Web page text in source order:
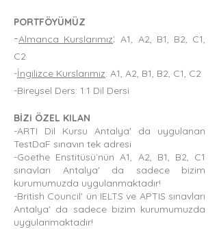
PORTFÖYÜMÜZ
-Almanca Kurslarımız: A1, A2, B1, B2, C1,
C2
-İngilizce Kurslarımız: A1, A2, B1, B2, C1, C2
-Bireysel Ders: 1:1 Dil Dersi
BİZi ÖZEL KILAN
-ARTI Dil Kursu Antalya' da uygulanan
TestDaF sınavın tek adresi
-Goethe Enstitüsü`nün A1, A2, B1, B2, C1
sınavları Antalya' da sadece bizim
kurumumuzda uygulanmaktadır!
-British Council' ün IELTS ve APTIS sınavları
Antalya' da sadece bizim kurumumuzda
uygulanmaktadır!